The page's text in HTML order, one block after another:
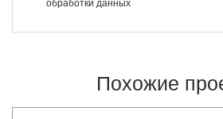
обработки данных
Похожие